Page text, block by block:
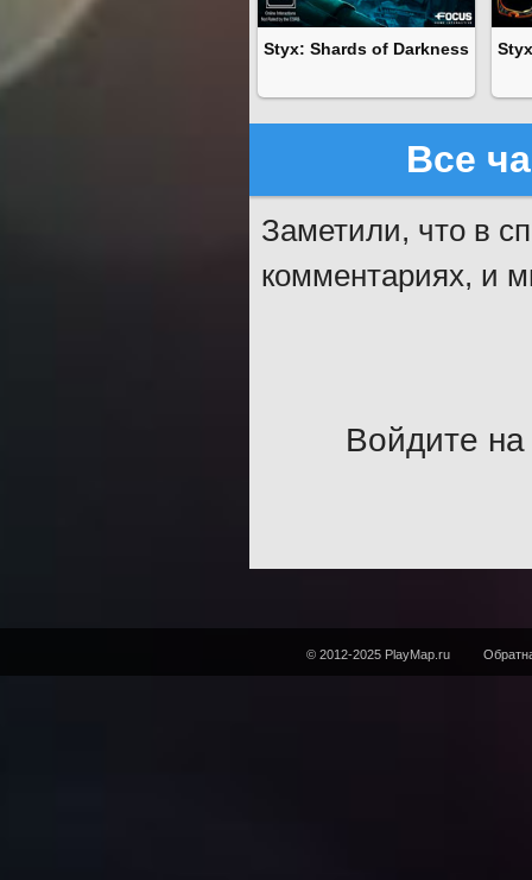
Styx: Shards of Darkness
Все
Заметили, что в
комментариях, и
Войдите на
© 2012-2025 PlayMap.ru